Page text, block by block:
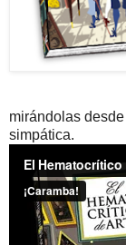
mirándolas
simpática.